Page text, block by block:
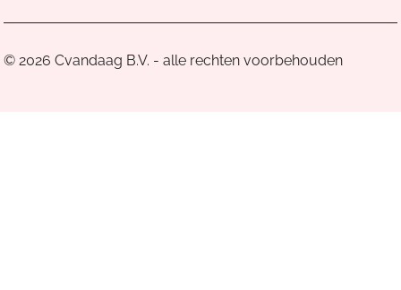
© 2026 Cvandaag B.V. - alle rechten voorbehouden